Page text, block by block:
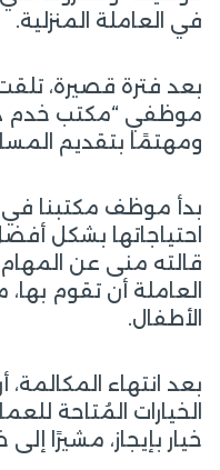
في العاملة المنزلية.
بعد فترة قصيرة،
موظفي “مكتب خدم
ومهتمًا بتقديم
بدأ موظف مكتبنا في
احتياجاتها بشكل
قالته منى عن
العاملة أن تقوم
الأطفال.
بعد انتهاء
الخيارات المُتاحة
خيار بإيجاز، مشيرًا